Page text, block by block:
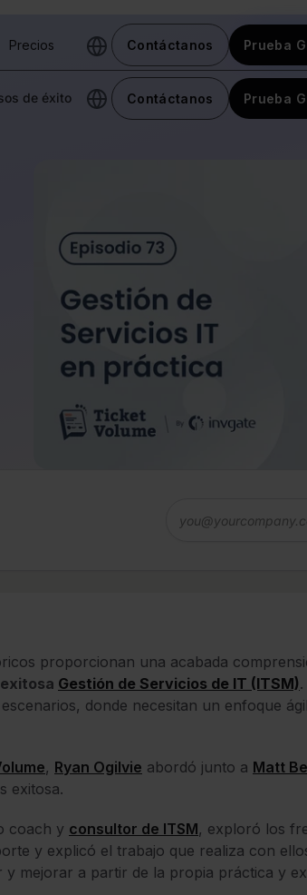
Precios Contáctanos Prueba
de éxito Contáctanos Prueba
proporcionan una acabada
exitosa Gestión de Servicios de IT (ITSM)
donde necesitan un enfoque
, Ryan Ogilvie abordó junto a Matt
exitosa.
coach y consultor de ITSM, exploró los
y explicó el trabajo que realiza con
mejorar a partir de la propia práctica y